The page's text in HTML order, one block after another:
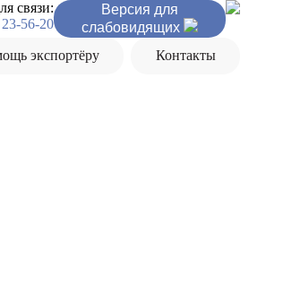
связи:
56-20
Версия для
слабовидящих
экспортёру Контакты